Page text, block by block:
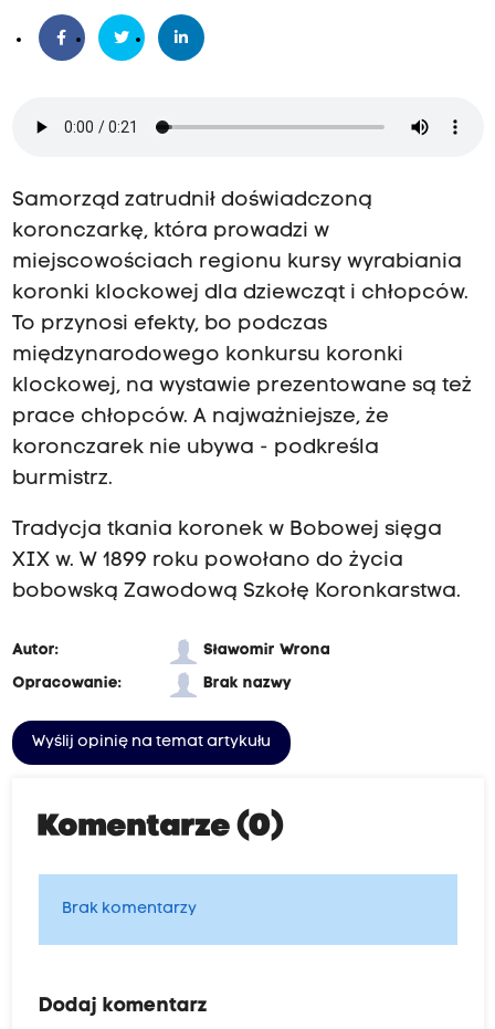
Samorząd zatrudnił doświadczoną
koronczarkę, która prowadzi w
miejscowościach regionu kursy wyrabiania
koronki klockowej dla dziewcząt i chłopców.
To przynosi efekty, bo podczas
międzynarodowego konkursu koronki
klockowej, na wystawie prezentowane są też
prace chłopców. A najważniejsze, że
koronczarek nie ubywa - podkreśla
burmistrz.
Tradycja tkania koronek w Bobowej sięga
XIX w. W 1899 roku powołano do życia
bobowską Zawodową Szkołę Koronkarstwa.
Autor:
Sławomir Wrona
Opracowanie:
Brak nazwy
Wyślij opinię na temat artykułu
Komentarze (0)
Brak komentarzy
Dodaj komentarz